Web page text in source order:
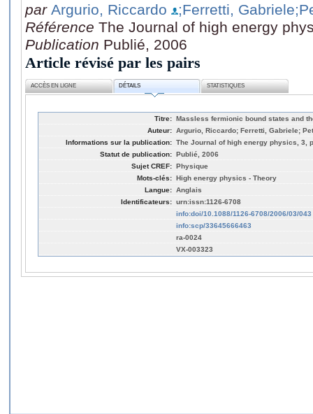
par Argurio, Riccardo ;Ferretti, Gabriele
Référence The Journal of high energy
Publication Publié, 2006
Article révisé par les pairs
ACCÈS EN LIGNE DÉTAILS STATISTIQUES
Titre: Massless fermionic bound states and
Auteur: Argurio, Riccardo; Ferretti, Gabriele;
Informations sur la publication: The Journal of high energy physics, 3,
Statut de publication: Publié, 2006
Sujet CREF: Physique
Mots-clés: High energy physics - Theory
Langue: Anglais
Identificateurs: urn:issn:1126-6708
info:doi/10.1088/1126-6708/2006/03/043
info:scp/33645666463
ra-0024
VX-003323